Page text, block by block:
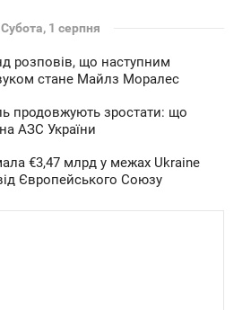
Субота, 1 серпня
розповів, що наступним
стане Майлз Моралес
продовжують зростати: що
АЗС України
€3,47 млрд у межах Ukraine
Європейського Союзу